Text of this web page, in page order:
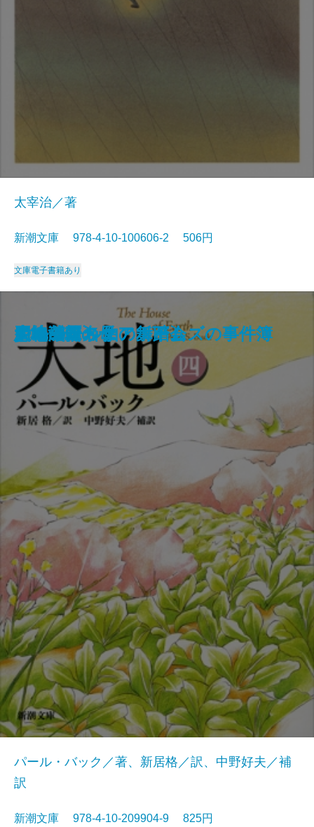
狭き門
天の夕顔
夕鶴・彦市ばなし
善悪の彼岸
バスカヴィル家の犬
盗賊
野火
博物誌
フランダースの犬
走れメロス
太宰治／著
新潮文庫 978-4-10-100606-2 506円
文庫電子書籍あり
大地〔四〕
パール・バック／著、新居格／訳、中野好夫／補
訳
新潮文庫 978-4-10-209904-9 825円
大地〔三〕
大地〔二〕
ジェーン・エア〔下〕
大地〔一〕
四つの署名
悪の華
シャーロック・ホームズの事件簿
少将滋幹の母
ドルジェル伯の舞踏会